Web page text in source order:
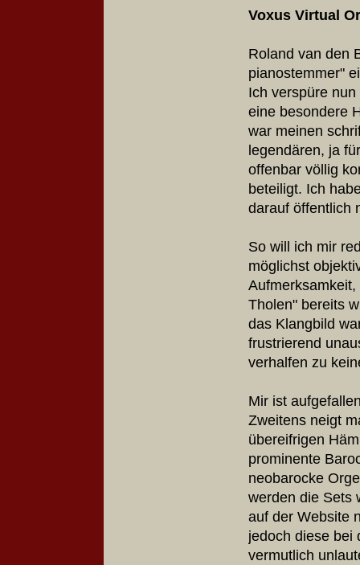
Voxus Virtual
Roland van den
pianostemmer"
Ich verspüre
eine besondere
war meinen
legendären, ja
offenbar völlig
beteiligt. Ich
darauf öffentlich
So will ich mir
möglichst
Tholen" bereits
das Klangbild
frustrierend
verhalfen zu
Mir ist
Zweitens neigt
übereifrigen
prominente
neobarocke
werden die Sets
auf der Website
jedoch diese bei
vermutlich